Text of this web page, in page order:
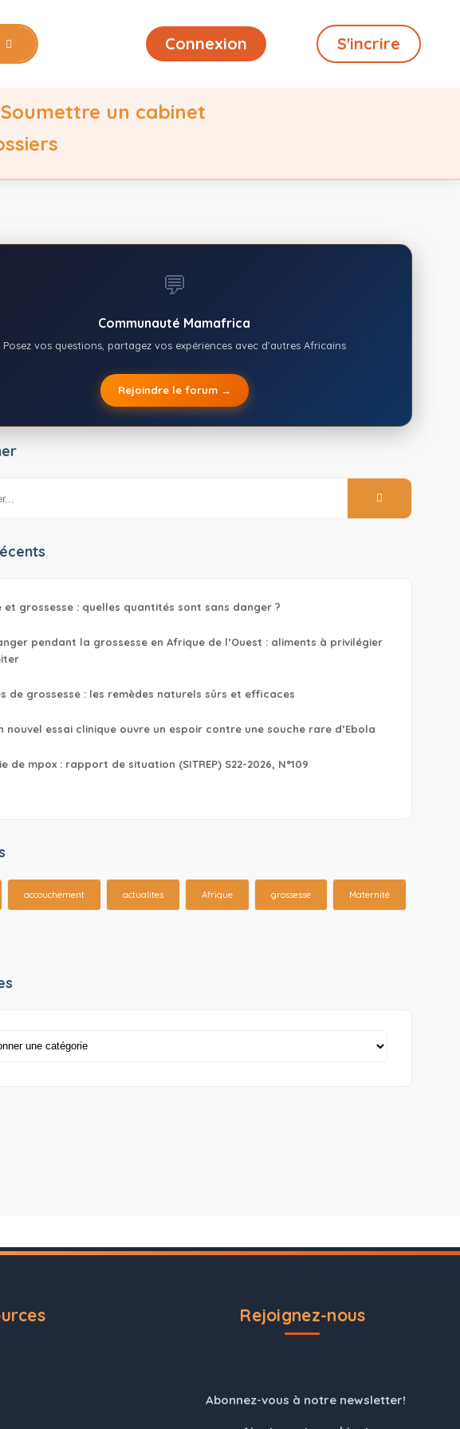
Connexion S'incrire
Soumettre un cabinet
💬
Communauté Mamafrica
Posez vos questions, partagez vos expériences avec d’autres Africains
Rejoindre le forum →
et grossesse : quelles quantités sont sans danger ?
pendant la grossesse en Afrique de l’Ouest : aliments à privilégier
de grossesse : les remèdes naturels sûrs et efficaces
nouvel essai clinique ouvre un espoir contre une souche rare d’Ebola
de mpox : rapport de situation (SITREP) S22-2026, N°109
accouchement actualites Afrique grossesse Maternité
Rejoignez-nous
Abonnez-vous à notre newsletter!